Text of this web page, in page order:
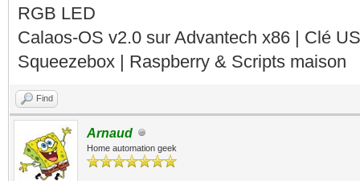
RGB LED
Calaos-OS v2.0 sur Advantech x86 | Clé
Squeezebox | Raspberry & Scripts maison
Find
Arnaud
Home automation geek